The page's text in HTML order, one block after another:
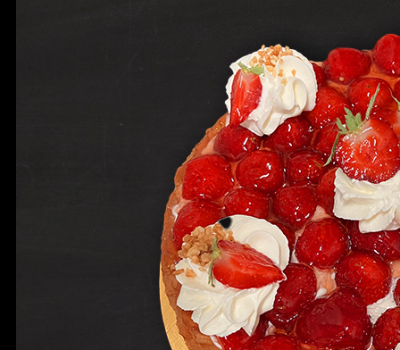
cœur, notre sélection de gâteaux faits maison